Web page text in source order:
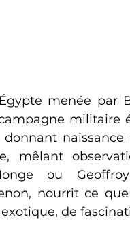
menée par
militaire
mêlant
ou
nourrit ce
de